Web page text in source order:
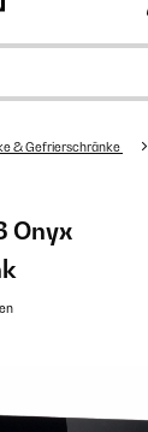
& Gefrierschränke
Onyx